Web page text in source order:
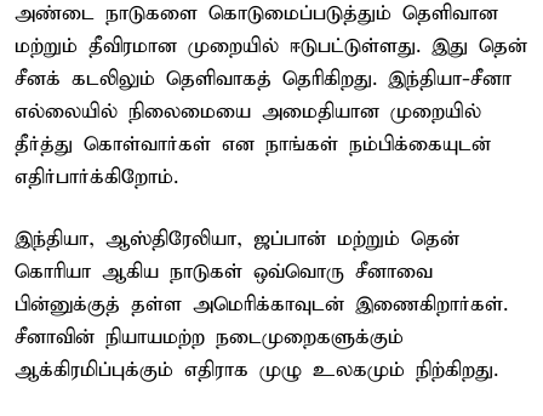
அண்டை நாடுகளை கொடுமைப்படுத்தும் தெளிவான
மற்றும் தீவிரமான முறையில் ஈடுபட்டுள்ளது. இது தென்
சீனக் கடலிலும் தெளிவாகத் தெரிகிறது. இந்தியா-சீனா
எல்லையில் நிலைமையை அமைதியான முறையில்
தீர்த்து கொள்வார்கள் என நாங்கள் நம்பிக்கையுடன்
எதிர்பார்க்கிறோம்.
இந்தியா, ஆஸ்திரேலியா, ஜப்பான் மற்றும் தென்
கொரியா ஆகிய நாடுகள் ஒவ்வொரு சீனாவை
பின்னுக்குத் தள்ள அமெரிக்காவுடன் இணைகிறார்கள்.
சீனாவின் நியாயமற்ற நடைமுறைகளுக்கும்
ஆக்கிரமிப்புக்கும் எதிராக முழு உலகமும் நிற்கிறது.